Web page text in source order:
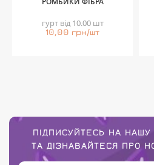
гурт від 10.00 шт
10,00 грн/шт
ПІДПИСУЙТЕСЬ НА НАШУ
ТА ДІЗНАВАЙТЕСЯ ПРО